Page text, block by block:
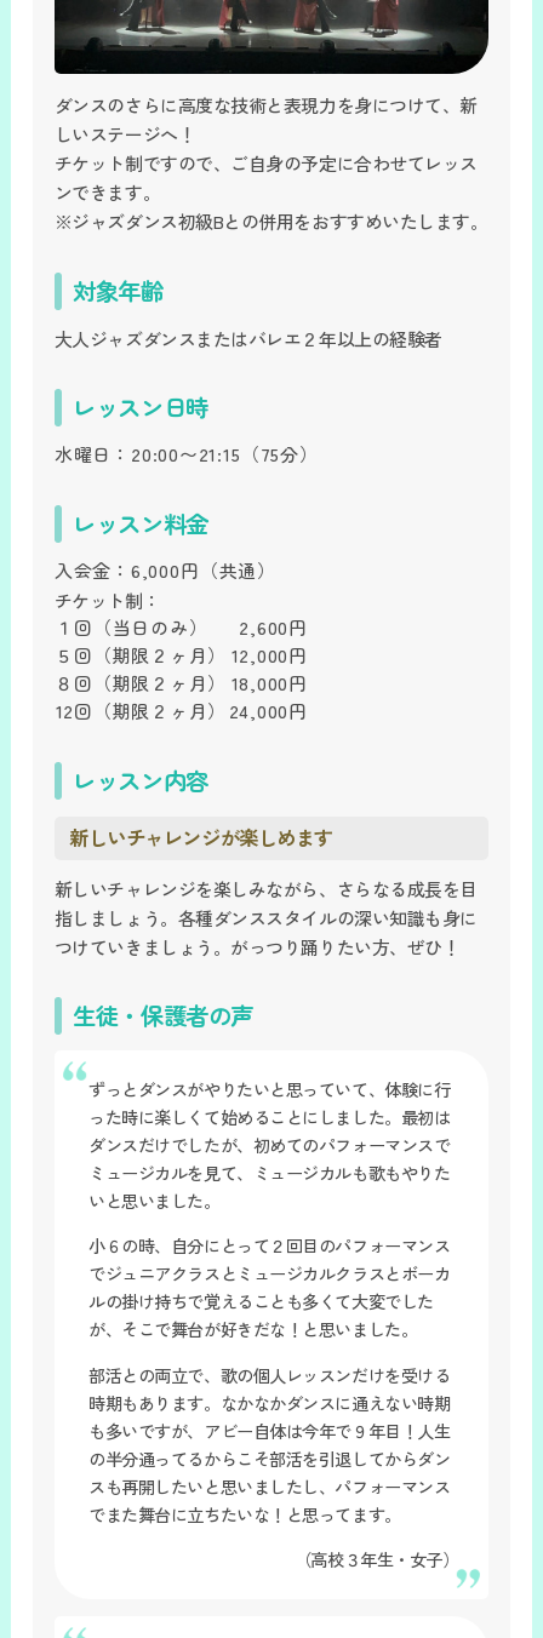
ダンスのさらに高度な技術と表現力を身につけて、新
しいステージへ！
チケット制ですので、ご自身の予定に合わせてレッス
ンできます。
※ジャズダンス初級Bとの併用をおすすめいたします。
対象年齢
大人ジャズダンスまたはバレエ２年以上の経験者
レッスン日時
水曜日： 20:00〜21:15 （75分）
レッスン料金
入会金： 6,000円 （共通）
チケット制：
１回 （当日のみ）
2,600円
５回 （期限２ヶ月）
12,000円
８回 （期限２ヶ月）
18,000円
12回 （期限２ヶ月） 24,000円
レッスン内容
新しいチャレンジが楽しめます
新しいチャレンジを楽しみながら、さらなる成長を目
指しましょう。各種ダンススタイルの深い知識も身に
つけていきましょう。がっつり踊りたい方、ぜひ！
生徒・保護者の声
ずっとダンスがやりたいと思っていて、体験に行
った時に楽しくて始めることにしました。最初は
ダンスだけでしたが、初めてのパフォーマンスで
ミュージカルを見て、ミュージカルも歌もやりた
いと思いました。
小６の時、自分にとって２回目のパフォーマンス
でジュニアクラスとミュージカルクラスとボーカ
ルの掛け持ちで覚えることも多くて大変でした
が、そこで舞台が好きだな！と思いました。
部活との両立で、歌の個人レッスンだけを受ける
時期もあります。なかなかダンスに通えない時期
も多いですが、アビー自体は今年で９年目！人生
の半分通ってるからこそ部活を引退してからダン
スも再開したいと思いましたし、パフォーマンス
でまた舞台に立ちたいな！と思ってます。
（高校３年生・女子）